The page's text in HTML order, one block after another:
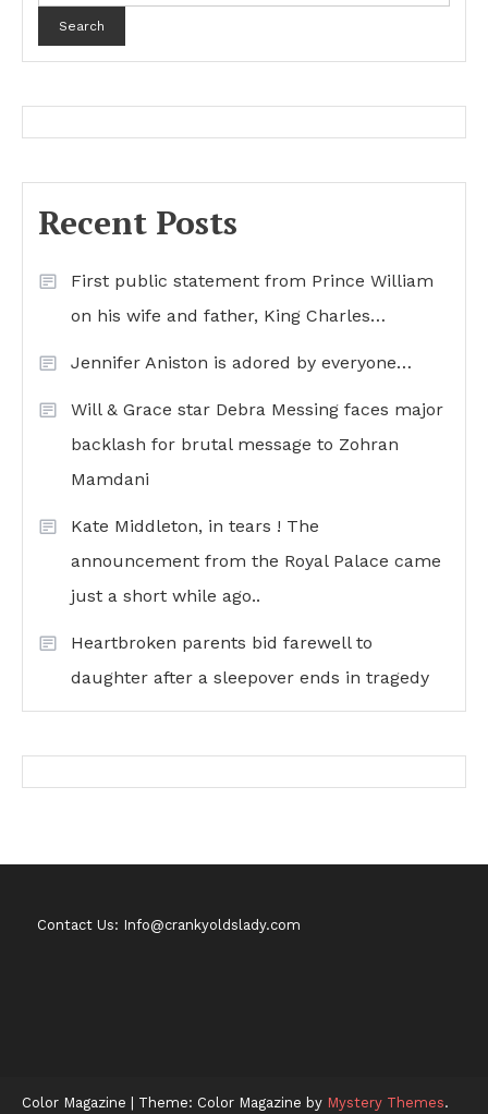
Search
Recent Posts
First public statement from Prince William
on his wife and father, King Charles…
Jennifer Aniston is adored by everyone…
Will & Grace star Debra Messing faces major
backlash for brutal message to Zohran
Mamdani
Kate Middleton, in tears ! The
announcement from the Royal Palace came
just a short while ago..
Heartbroken parents bid farewell to
daughter after a sleepover ends in tragedy
Contact Us: Info@crankyoldslady.com
Color Magazine Theme: Color Magazine by Mystery Themes.